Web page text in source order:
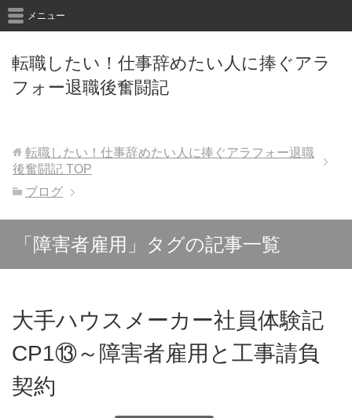
転職したい！仕事辞めたい人に捧ぐアラ
フォー退職後奮闘記
メニュー
転職したい！仕事辞めたい人に捧ぐアラフォー退職
後奮闘記 TOP
ブログ
「障害者雇用」タグの記事一覧
大手ハウスメーカー社員体験記
CP1⑬～障害者雇用と工事請負
契約